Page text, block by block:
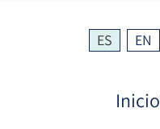
ES EN
Inicio